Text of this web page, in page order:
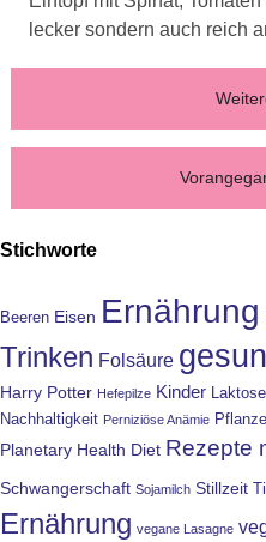
lecker sondern auch reich
Stichworte
Beeren Eisen Ernährung
Trinken Folsäure
Harry Potter Hefepilze Kinder
Nachhaltigkeit Perniziöse Anämie
Planetary Health Diet Rezepte
Schwangerschaft Sojamilch Stillzeit
Ernährung vegane Lasagne